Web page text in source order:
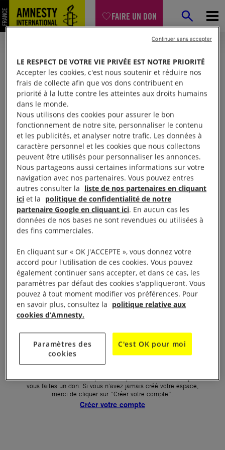
FAIRE UN DON
Mon espace
Connexion
Votre adresse email (obligatoire)
Mot de passe oublié ?
Un problème de connexion ?
Première connexion ?
La création de votre espace n’est pas automatique lorsque
vous faites un don. Si vous n’avez jamais créé votre espace,
merci de cliquer sur “Créer votre compte”.
Créer votre compte
LE RESPECT DE VOTRE VIE PRIVÉE EST NOTRE PRIORITÉ
Accepter les cookies, c'est nous soutenir et réduire nos
frais de collecte afin que vos dons contribuent en
priorité à la lutte contre les atteintes aux droits humains
dans le monde.
Nous utilisons des cookies pour assurer le bon
fonctionnement de notre site, personnaliser le contenu
et les publicités, et analyser notre trafic. Les données à
caractère personnel et les cookies que nous collectons
peuvent être utilisés pour personnaliser les annonces.
Nous partageons aussi certaines informations sur votre
navigation avec nos partenaires. Vous pouvez entres
autres consulter la liste de nos partenaires en cliquant
ici et la politique de confidentialité de notre
partenaire Google en cliquant ici. En aucun cas les
données de nos bases ne sont revendues ou utilisées à
des fins commerciales.
En cliquant sur « OK J'ACCEPTE », vous donnez votre
accord pour l'utilisation de ces cookies. Vous pouvez
également continuer sans accepter, et dans ce cas, les
paramètres par défaut des cookies s'appliqueront. Vous
pouvez à tout moment modifier vos préférences. Pour
en savoir plus, consultez la politique relative aux
cookies d’Amnesty.
Paramètres des
cookies
C'est OK pour moi
Continuer sans accepter